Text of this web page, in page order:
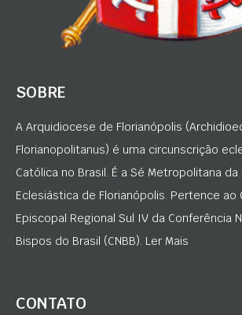
SOBRE
A Arquidiocese de Florianópolis
Florianopolitanus) é uma circunscrição
Católica no Brasil. É a Sé Metropolitana
Eclesiástica de Florianópolis. Pertence ao
Episcopal Regional Sul IV da Conferência
Bispos do Brasil (CNBB). Ler Mais
CONTATO